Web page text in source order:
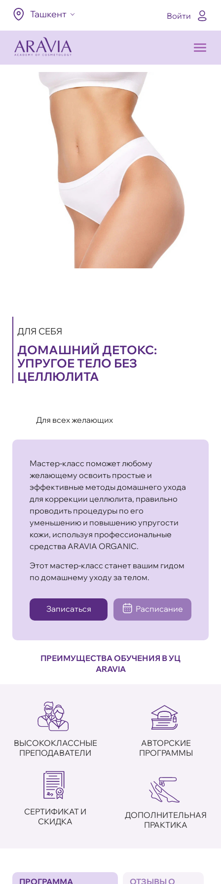
Ташкент Войти
ДЛЯ СЕБЯ
ДОМАШНИЙ ДЕТОКС:
УПРУГОЕ ТЕЛО БЕЗ
ЦЕЛЛЮЛИТА
Для всех желающих
Мастер-класс поможет любому
желающему освоить простые и
эффективные методы домашнего ухода
для коррекции целлюлита, правильно
проводить процедуры по его
уменьшению и повышению упругости
кожи, используя профессиональные
средства ARAVIA ORGANIC.
Этот мастер-класс станет вашим гидом
по домашнему уходу за телом.
Записаться Расписание
ПРЕИМУЩЕСТВА ОБУЧЕНИЯ В УЦ
ARAVIA
ВЫСОКОКЛАССНЫЕ
ПРЕПОДАВАТЕЛИ
АВТОРСКИЕ
ПРОГРАММЫ
СЕРТИФИКАТ И
СКИДКА
ДОПОЛНИТЕЛЬНАЯ
ПРАКТИКА
ПРОГРАММА ОТЗЫВЫ О